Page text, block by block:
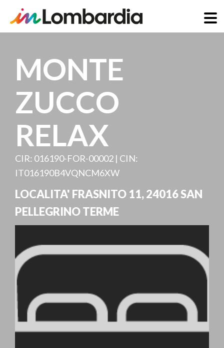
contentMONTE
ZUCCO
RELAX
CIR: 016190-FOR-00002 | CIN:
IT016190B4VQNCM6XW
LOCALITA' FRASNITO 11,24016SAN
PELLEGRINO TERME